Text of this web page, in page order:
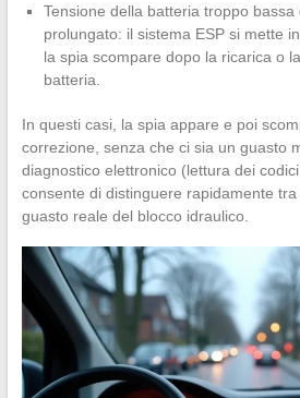
Tensione della batteria troppo
prolungato: il sistema ESP si mette
la spia scompare dopo la ricarica o
batteria.
In questi casi, la spia appare e poi
correzione, senza che ci sia un guasto
diagnostico elettronico (lettura dei
consente di distinguere rapidamente
guasto reale del blocco idraulico.